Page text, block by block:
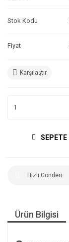
Stok Kodu
Fiyat
Karşılaştır
SEPETE
Hızlı Gönderi
Ürün Bilgisi